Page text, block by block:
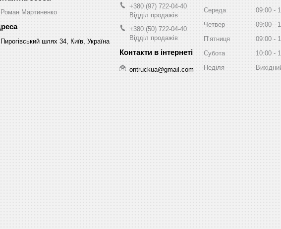
Роман Мартиненко
Пирогівський шлях 34, Київ, Україна
+380 (97) 722-04-40
Відділ продажів
+380 (50) 722-04-40
Відділ продажів
ontruckua@gmail.com
Середа
09:00
Четвер
09:00
Пʼятниця
09:00
Субота
10:00
Неділя